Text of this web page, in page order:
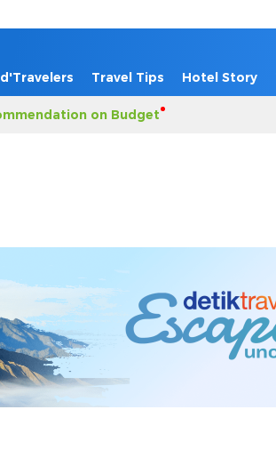
d'Travelers Travel Tips Hotel Story
on Budget